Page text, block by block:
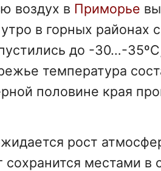
воздух в Приморье
в горных районах
до -30…-
температура
половине края
рост
сохранится местами в